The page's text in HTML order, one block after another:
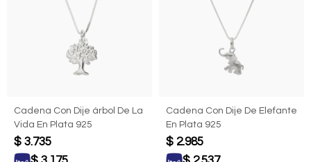
Cadena Con Dije árbol De La
Vida En Plata 925
$ 3.735
Cadena Con Dije De Elefante
En Plata 925
$ 2.985